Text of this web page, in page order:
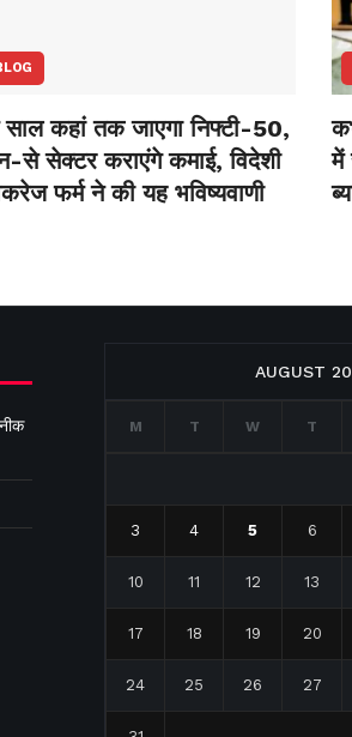
कहां तक जाएगा निफ्टी-50,
से सेक्‍टर कराएंगे कमाई, विदेशी
फर्म ने की यह भविष्‍यवाणी
में
AUGUST
M T W T
3 4 5 6
10 11 12 13
17 18 19 20
24 25 26 27